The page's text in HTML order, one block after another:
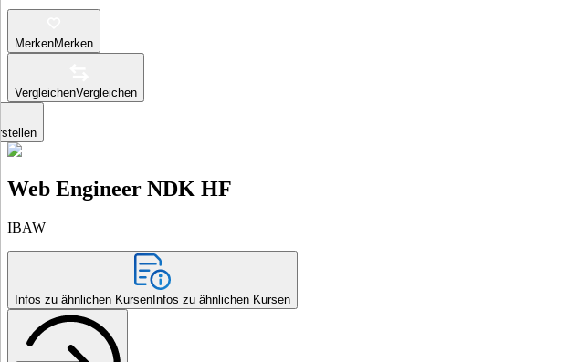
MerkenMerken
VergleichenVergleichen
Web Engineer NDK HF
IBAW
Infos zu ähnlichen Kursen Infos zu ähnlichen Kursen